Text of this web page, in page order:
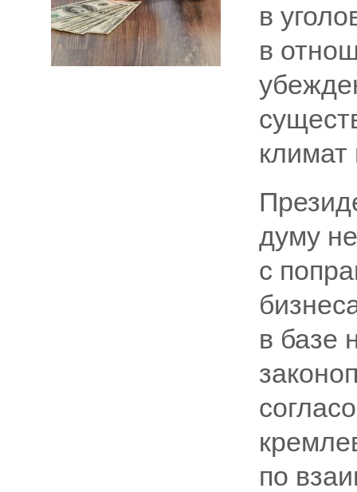
в
в
климат
думу
с
в базе
по